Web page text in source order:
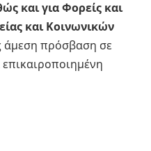
και για Φορείς και
και Κοινωνικών
άμεση πρόσβαση σε